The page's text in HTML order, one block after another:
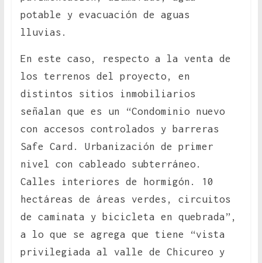
potable y evacuación de aguas
lluvias.
En este caso, respecto a la venta de
los terrenos del proyecto, en
distintos sitios inmobiliarios
señalan que es un “Condominio nuevo
con accesos controlados y barreras
Safe Card. Urbanización de primer
nivel con cableado subterráneo.
Calles interiores de hormigón. 10
hectáreas de áreas verdes, circuitos
de caminata y bicicleta en quebrada”,
a lo que se agrega que tiene “vista
privilegiada al valle de Chicureo y